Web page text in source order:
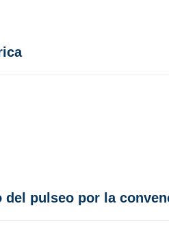
del pulseo por la